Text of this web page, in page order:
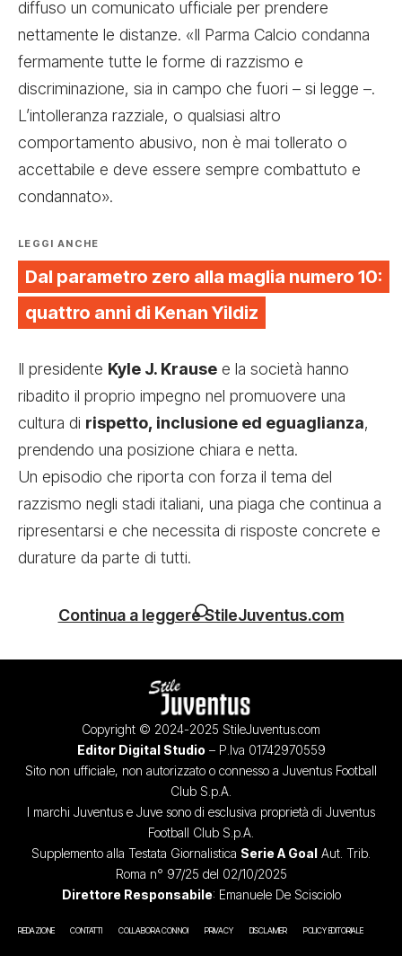
diffuso un comunicato ufficiale per prendere
nettamente le distanze. «Il Parma Calcio condanna
fermamente tutte le forme di razzismo e
discriminazione, sia in campo che fuori – si legge –.
L’intolleranza razziale, o qualsiasi altro
comportamento abusivo, non è mai tollerato o
accettabile e deve essere sempre combattuto e
condannato».
LEGGI ANCHE
Dal parametro zero alla maglia numero 10:
quattro anni di Kenan Yildiz
Il presidente Kyle J. Krause e la società hanno
ribadito il proprio impegno nel promuovere una
cultura di rispetto, inclusione ed eguaglianza,
prendendo una posizione chiara e netta.
Un episodio che riporta con forza il tema del
razzismo negli stadi italiani, una piaga che continua a
ripresentarsi e che necessita di risposte concrete e
durature da parte di tutti.
Continua a leggere StileJuventus.com
Copyright © 2024-2025 StileJuventus.com
Editor Digital Studio – P.Iva 01742970559
Sito non ufficiale, non autorizzato o connesso a Juventus Football
Club S.p.A.
I marchi Juventus e Juve sono di esclusiva proprietà di Juventus
Football Club S.p.A.
Supplemento alla Testata Giornalistica Serie A Goal Aut. Trib.
Roma n° 97/25 del 02/10/2025
Direttore Responsabile: Emanuele De Scisciolo
REDAZIONE CONTATTI COLLABORA CON NOI PRIVACY DISCLAIMER POLICY EDITORIALE